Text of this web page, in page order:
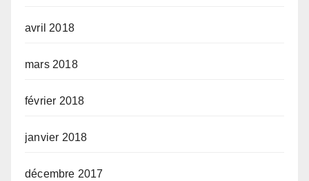
avril 2018
mars 2018
février 2018
janvier 2018
décembre 2017